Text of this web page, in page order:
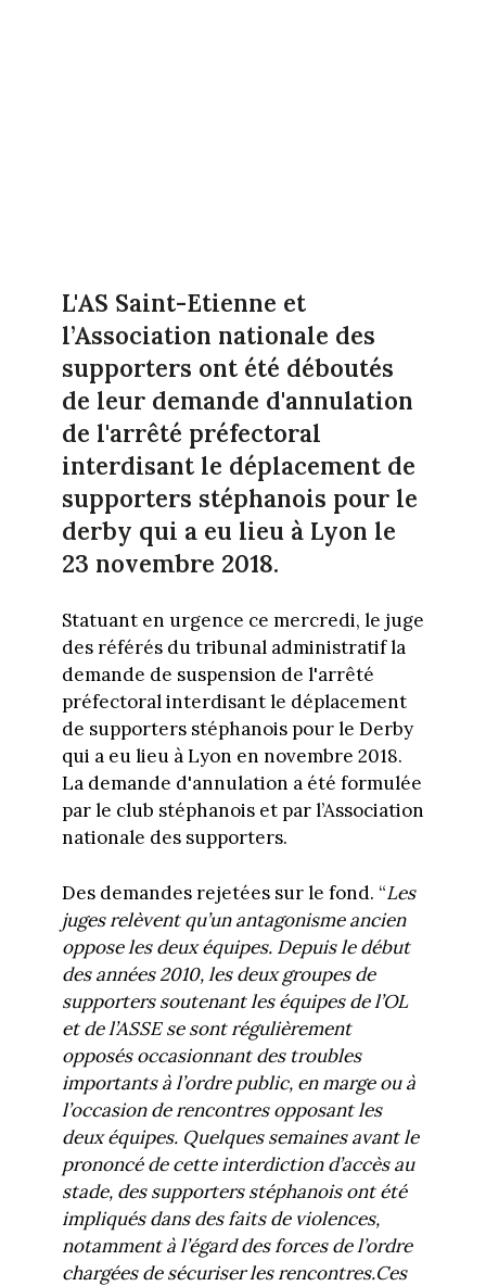
L'AS Saint-Etienne et
l’Association nationale des
supporters ont été déboutés
de leur demande d'annulation
de l'arrêté préfectoral
interdisant le déplacement de
supporters stéphanois pour le
derby qui a eu lieu à Lyon le
23 novembre 2018.
Statuant en urgence ce mercredi, le juge
des référés du tribunal administratif la
demande de suspension de l'arrêté
préfectoral interdisant le déplacement
de supporters stéphanois pour le Derby
qui a eu lieu à Lyon en novembre 2018.
La demande d'annulation a été formulée
par le club stéphanois et par l’Association
nationale des supporters.
Des demandes rejetées sur le fond. “Les
juges relèvent qu’un antagonisme ancien
oppose les deux équipes. Depuis le début
des années 2010, les deux groupes de
supporters soutenant les équipes de l’OL
et de l’ASSE se sont régulièrement
opposés occasionnant des troubles
importants à l’ordre public, en marge ou à
l’occasion de rencontres opposant les
deux équipes. Quelques semaines avant le
prononcé de cette interdiction d’accès au
stade, des supporters stéphanois ont été
impliqués dans des faits de violences,
notamment à l’égard des forces de l’ordre
chargées de sécuriser les rencontres.Ces